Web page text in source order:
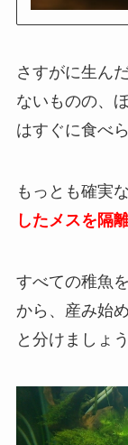
さすがに生ん
ないものの、
はすぐに食べ
もっとも確実
したメスを隔
すべての稚魚
から、産み始
と分けましょう